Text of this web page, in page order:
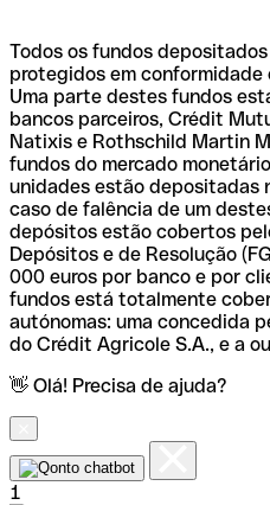
Todos os fundos
protegidos em conformidade
Uma parte destes fundos
bancos parceiros, Crédit
Natixis e Rothschild Martin
fundos do mercado
unidades estão depositadas
caso de falência de um
depósitos estão cobertos
Depósitos e de Resolução
000 euros por banco e por
fundos está totalmente
autónomas: uma concedida
do Crédit Agricole S.A., e a
👋 Olá! Precisa de ajuda?
1